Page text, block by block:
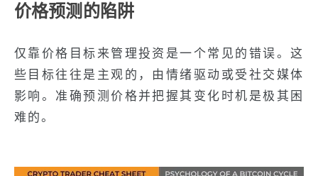
价格预测的陷阱
仅靠价格目标来管理投资是一个常见的错误。这
些目标往往是主观的，由情绪驱动或受社交媒体
影响。准确预测价格并把握其变化时机是极其困
难的。